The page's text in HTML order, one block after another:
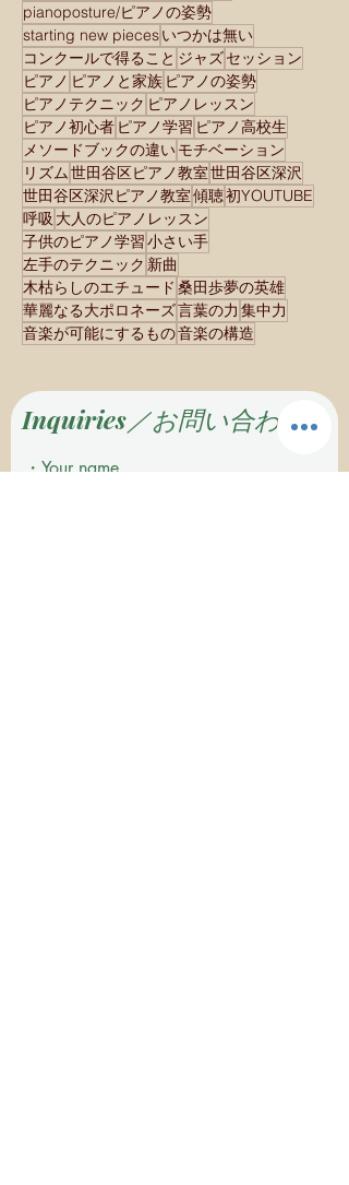
pianoposture/ピアノの姿勢
starting new piecesいつかは無い
コンクールで得ること ジャズセッション
ピアノ ピアノと家族 ピアノの姿勢
ピアノテクニック ピアノレッスン
ピアノ初心者 ピアノ学習 ピアノ高校生
メソードブックの違いモチベーション
リズム世田谷区ピアノ教室世田谷区深沢
世田谷区深沢ピアノ教室傾聴初YOUTUBE
呼吸 大人のピアノレッスン
子供のピアノ学習小さい手
左手のテクニック 新曲
木枯らしのエチュード 桑田歩夢の英雄
華麗なる大ポロネーズ言葉の力 集中力
音楽が可能にするもの音楽の構造
Inquiries／お問い合わせ
・Your name